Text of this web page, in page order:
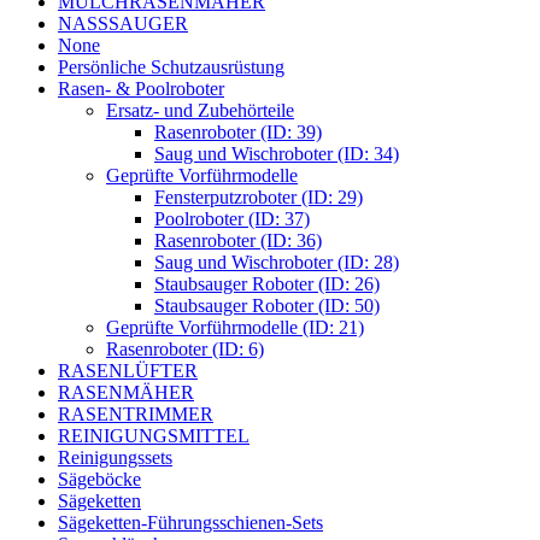
NASSSAUGER
None
Persönliche Schutzausrüstung
Rasen- & Poolroboter
Ersatz- und Zubehörteile
Rasenroboter (ID: 39)
Saug und Wischroboter (ID: 34)
Geprüfte Vorführmodelle
Fensterputzroboter (ID: 29)
Poolroboter (ID: 37)
Rasenroboter (ID: 36)
Saug und Wischroboter (ID: 28)
Staubsauger Roboter (ID: 26)
Staubsauger Roboter (ID: 50)
Geprüfte Vorführmodelle (ID: 21)
Rasenroboter (ID: 6)
RASENLÜFTER
RASENMÄHER
RASENTRIMMER
REINIGUNGSMITTEL
Reinigungssets
Sägeböcke
Sägeketten
Sägeketten-Führungsschienen-Sets